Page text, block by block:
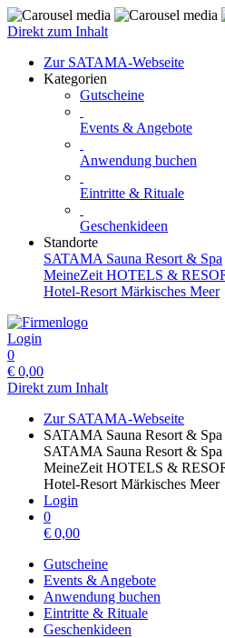
Direkt zum Inhalt
Zur SATAMA-Webseite
Kategorien
Gutscheine
Events & Angebote
Anwendung buchen
Eintritte & Rituale
Geschenkideen
Standorte
SATAMA Sauna Resort & Spa
MeineZeit HOTELS &
Hotel-Resort Märkisches Meer
Login
0
€ 0,00
Direkt zum Inhalt
Zur SATAMA-Webseite
SATAMA Sauna Resort & Spa
SATAMA Sauna Resort & Spa
MeineZeit HOTELS &
Hotel-Resort Märkisches Meer
Login
0
€ 0,00
Gutscheine
Events & Angebote
Anwendung buchen
Eintritte & Rituale
Geschenkideen